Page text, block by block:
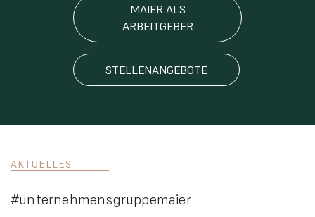
MAIER ALS
ARBEITGEBER
STELLENANGEBOTE
AKTUELLES
#unternehmensgruppemaier